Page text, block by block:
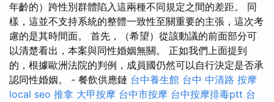
年齡的）跨性別群體陷入這兩種不同規定之間的差距。 同
樣，這並不支持系統的整體一致性至關重要的主張，這次考
慮的是其時間面。 首先，（希望）從該動議的前面部分可
以清楚看出，本案與同性婚姻無關。 正如我們上面提到
的，根據歐洲法院的判例，成員國仍然可以自行決定是否承
認同性婚姻。 - 餐飲供應鏈 台中養生館 台中 中清路 按摩
local seo 推拿 大甲按摩 台中市按摩 台中按摩排毒ptt 台